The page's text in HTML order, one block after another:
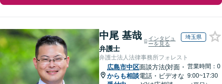
中尾 基哉
弁護士
インタビュ
ーを見る
埼玉県
弁護士法人法律事務所フォレスト
広島市中区
からも相談
面談方法(対面・
電話・ビデオな
営業時間：0
9:00~17:30